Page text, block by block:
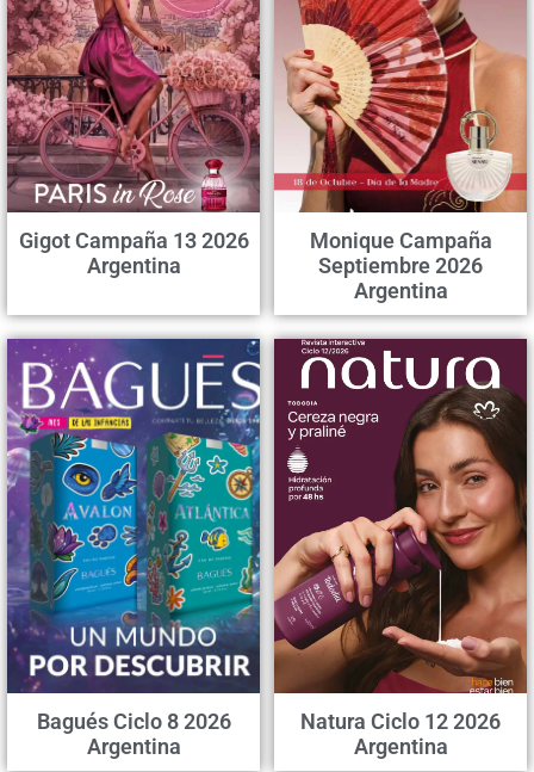
Gigot Campaña 13 2026
Argentina
Monique Campaña
Septiembre 2026
Argentina
Bagués Ciclo 8 2026
Argentina
Natura Ciclo 12 2026
Argentina